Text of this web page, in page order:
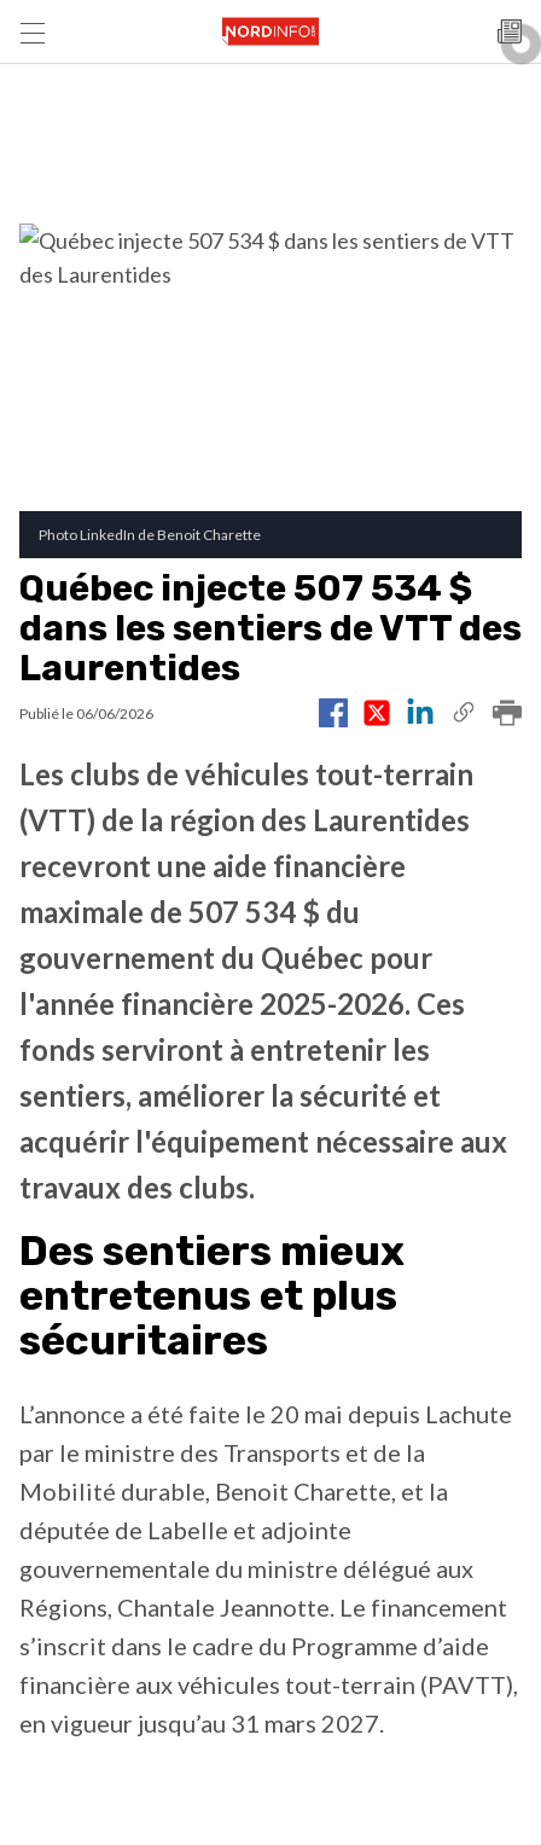
Photo LinkedIn de Benoit Charette
Québec injecte 507 534 $
dans les sentiers de VTT des
Laurentides
Publié le 06/06/2026
Les clubs de véhicules tout-terrain
(VTT) de la région des Laurentides
recevront une aide financière
maximale de 507 534 $ du
gouvernement du Québec pour
l'année financière 2025-2026. Ces
fonds serviront à entretenir les
sentiers, améliorer la sécurité et
acquérir l'équipement nécessaire aux
travaux des clubs.
Des sentiers mieux
entretenus et plus
sécuritaires
L’annonce a été faite le 20 mai depuis Lachute
par le ministre des Transports et de la
Mobilité durable, Benoit Charette, et la
députée de Labelle et adjointe
gouvernementale du ministre délégué aux
Régions, Chantale Jeannotte. Le financement
s’inscrit dans le cadre du Programme d’aide
financière aux véhicules tout-terrain (PAVTT),
en vigueur jusqu’au 31 mars 2027.